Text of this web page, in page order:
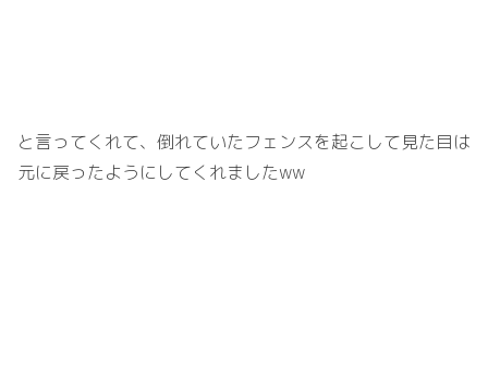
と言ってくれて、倒れていたフェンスを起こして見た目は
元に戻ったようにしてくれましたww